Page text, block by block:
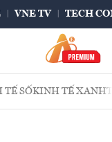
VNE TV TECH
TẾ SỐKINH TẾ XANH